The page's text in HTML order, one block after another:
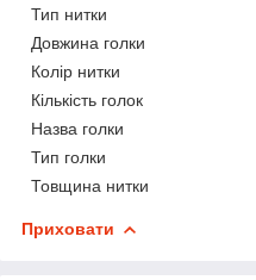
Тип нитки
Довжина голки
Колір нитки
Кількість голок
Назва голки
Тип голки
Товщина нитки
Приховати